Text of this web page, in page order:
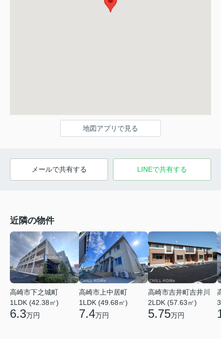
地図アプリで見る
メールで共有する LINEで共有する
近隣の物件
高崎市下之城町
1LDK (42.38㎡)
6.3万円
高崎市上中居町
1LDK (49.68㎡)
7.4万円
高崎市吉井町吉井川
2LDK (57.63㎡)
5.75万円